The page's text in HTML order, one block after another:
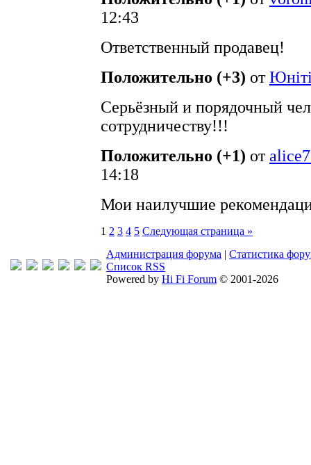
12:43
Ответственный продавец!
Положительно (+3) от
Серьёзный и порядочный
сотрудничеству!!!
Положительно (+1) от
14:18
Мои наилучшие
1 2 3 4 5 Следующая страница »
Администрация форума | Статистика
Список RSS
Powered by Hi Fi Forum © 2001-2026